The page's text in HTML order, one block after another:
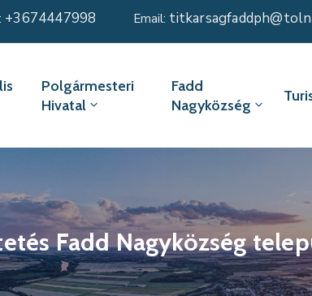
+3674447998 Email:
Polgármesteri
Hivatal
Fadd
Nagyközség
Fadd Nagyközség